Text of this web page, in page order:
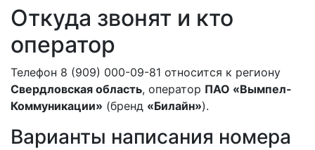
Откуда звонят и кто
оператор
Телефон 8 (909) 000-09-81 относится к региону
Свердловская область, оператор ПАО «Вымпел-
Коммуникации» (бренд «Билайн»).
Варианты написания номера